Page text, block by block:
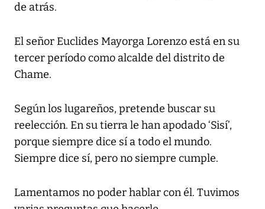
de atrás.
El señor Euclides Mayorga Lorenzo está en su
tercer período como alcalde del distrito de
Chame.
Según los lugareños, pretende buscar su
reelección. En su tierra le han apodado ‘Sisí’,
porque siempre dice sí a todo el mundo.
Siempre dice sí, pero no siempre cumple.
Lamentamos no poder hablar con él. Tuvimos